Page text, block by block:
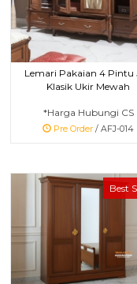
Lemari Pakaian 4 Pintu
Klasik Ukir Mewah
*Harga Hubungi CS
Pre Order / AFJ-014
Best